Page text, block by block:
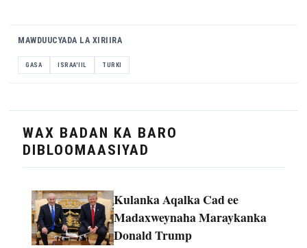
MAWDUUCYADA LA XIRIIRA
GASA ISRAA'IIL TURKI
WAX BADAN KA BARO
DIBLOOMAASIYAD
Kulanka Aqalka Cad ee
Madaxweynaha Maraykanka
Donald Trump